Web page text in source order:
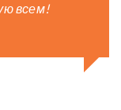
всем!